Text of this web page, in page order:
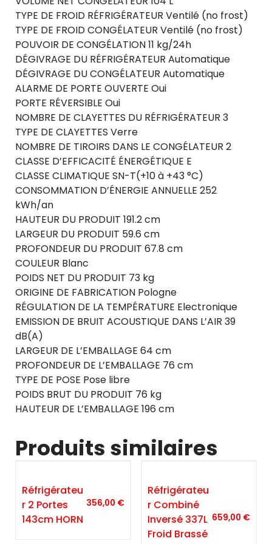
TYPE DE FROID RÉFRIGÉRATEUR Ventilé (no frost)
TYPE DE FROID CONGÉLATEUR Ventilé (no frost)
POUVOIR DE CONGÉLATION 11 kg/24h
DÉGIVRAGE DU RÉFRIGÉRATEUR Automatique
DÉGIVRAGE DU CONGÉLATEUR Automatique
ALARME DE PORTE OUVERTE Oui
PORTE RÉVERSIBLE Oui
NOMBRE DE CLAYETTES DU RÉFRIGÉRATEUR 3
TYPE DE CLAYETTES Verre
NOMBRE DE TIROIRS DANS LE CONGÉLATEUR 2
CLASSE D’EFFICACITÉ ÉNERGÉTIQUE E
CLASSE CLIMATIQUE SN-T(+10 à +43 °C)
CONSOMMATION D’ÉNERGIE ANNUELLE 252
kWh/an
HAUTEUR DU PRODUIT 191.2 cm
LARGEUR DU PRODUIT 59.6 cm
PROFONDEUR DU PRODUIT 67.8 cm
COULEUR Blanc
POIDS NET DU PRODUIT 73 kg
ORIGINE DE FABRICATION Pologne
RÉGULATION DE LA TEMPÉRATURE Electronique
EMISSION DE BRUIT ACOUSTIQUE DANS L’AIR 39
dB(A)
LARGEUR DE L’EMBALLAGE 64 cm
PROFONDEUR DE L’EMBALLAGE 76 cm
TYPE DE POSE Pose libre
POIDS BRUT DU PRODUIT 76 kg
HAUTEUR DE L’EMBALLAGE 196 cm
Produits similaires
Réfrigérateu
R 2 Portes
143cm HORN
356,00 €
Réfrigérateu
R Combiné
Inversé 337L
Froid Brassé
659,00 €